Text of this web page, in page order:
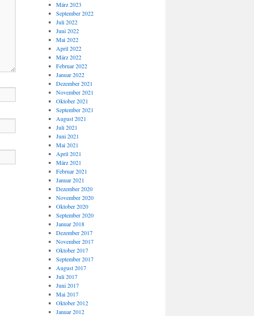
März 2023
September 2022
Juli 2022
Juni 2022
Mai 2022
April 2022
März 2022
Februar 2022
Januar 2022
Dezember 2021
November 2021
Oktober 2021
September 2021
August 2021
Juli 2021
Juni 2021
Mai 2021
April 2021
März 2021
Februar 2021
Januar 2021
Dezember 2020
November 2020
Oktober 2020
September 2020
Januar 2018
Dezember 2017
November 2017
Oktober 2017
September 2017
August 2017
Juli 2017
Juni 2017
Mai 2017
Oktober 2012
Januar 2012